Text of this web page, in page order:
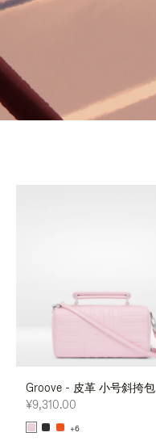
Groove - 皮革 小号斜挎包
¥9,310.00
+6